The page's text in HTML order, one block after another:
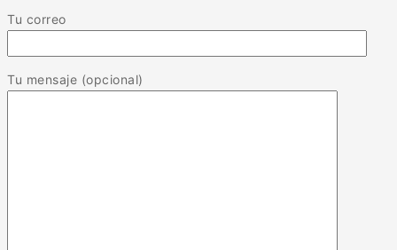
Tu correo
Tu mensaje (opcional)